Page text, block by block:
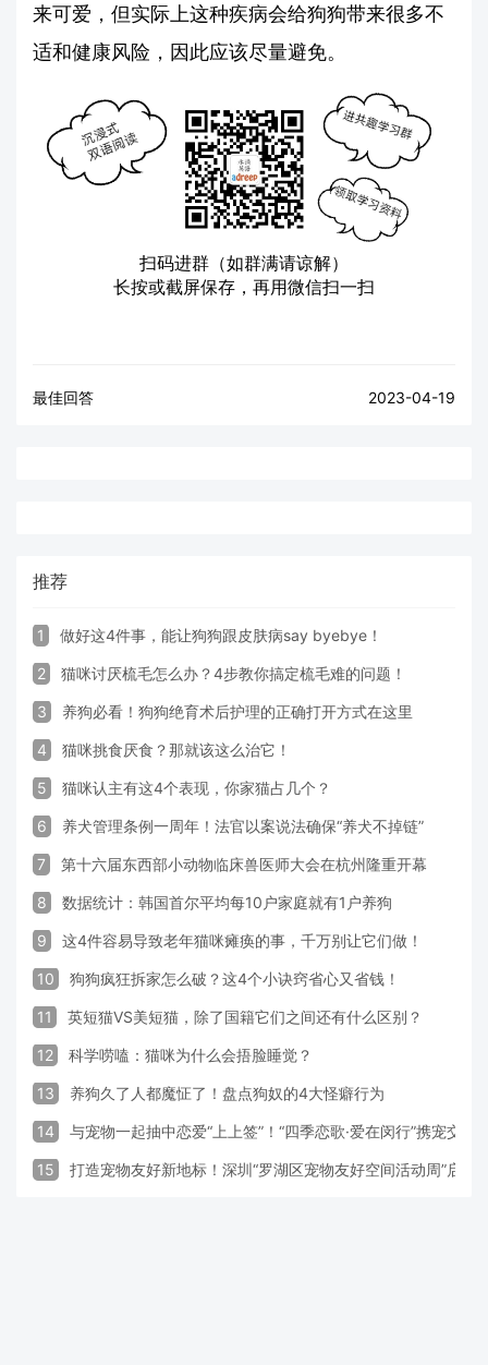
来可爱，但实际上这种疾病会给狗狗带来很多不
适和健康风险，因此应该尽量避免。
扫码进群（如群满请谅解）
长按或截屏保存，再用微信扫一扫
最佳回答 2023-04-19
推荐
1 做好这4件事，能让狗狗跟皮肤病say byebye！
2 猫咪讨厌梳毛怎么办？4步教你搞定梳毛难的问题！
3 养狗必看！狗狗绝育术后护理的正确打开方式在这里
4 猫咪挑食厌食？那就该这么治它！
5 猫咪认主有这4个表现，你家猫占几个？
6 养犬管理条例一周年！法官以案说法确保“养犬不掉链”
7 第十六届东西部小动物临床兽医师大会在杭州隆重开幕
8 数据统计：韩国首尔平均每10户家庭就有1户养狗
9 这4件容易导致老年猫咪瘫痪的事，千万别让它们做！
10 狗狗疯狂拆家怎么破？这4个小诀窍省心又省钱！
11 英短猫VS美短猫，除了国籍它们之间还有什么区别？
12 科学唠嗑：猫咪为什么会捂脸睡觉？
13 养狗久了人都魔怔了！盘点狗奴的4大怪癖行为
14 与宠物一起抽中恋爱“上上签”！“四季恋歌·爱在闵行”携宠交友
15 打造宠物友好新地标！深圳“罗湖区宠物友好空间活动周”启动